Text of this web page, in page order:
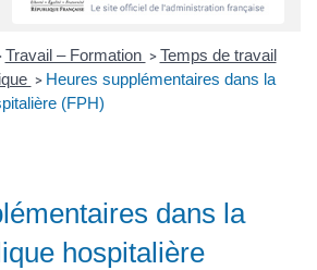
Travail – Formation > Temps de travail
> Heures supplémentaires dans la
(FPH)
dans la
hospitalière